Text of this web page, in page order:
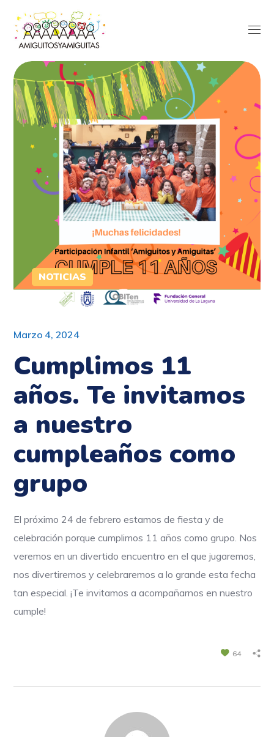
NOTICIAS
Marzo 4, 2024
Cumplimos 11
años. Te invitamos
a nuestro
cumpleaños como
grupo
El próximo 24 de febrero estamos de fiesta y de
celebración porque cumplimos 11 años como grupo. Nos
veremos en un divertido encuentro en el que jugaremos,
nos divertiremos y celebraremos a lo grande esta fecha
tan especial. ¡Te invitamos a acompañarnos en nuestro
cumple!
64